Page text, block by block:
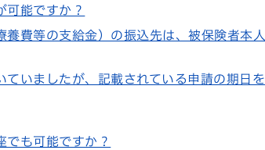
能ですか？
費等の支給金）の振込先は、被保険者本人
いましたが、記載されている申請の期日を
も可能ですか？